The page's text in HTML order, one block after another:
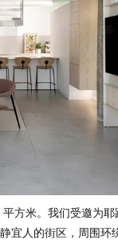
方米。我们受邀为
宜人的街区，周围环